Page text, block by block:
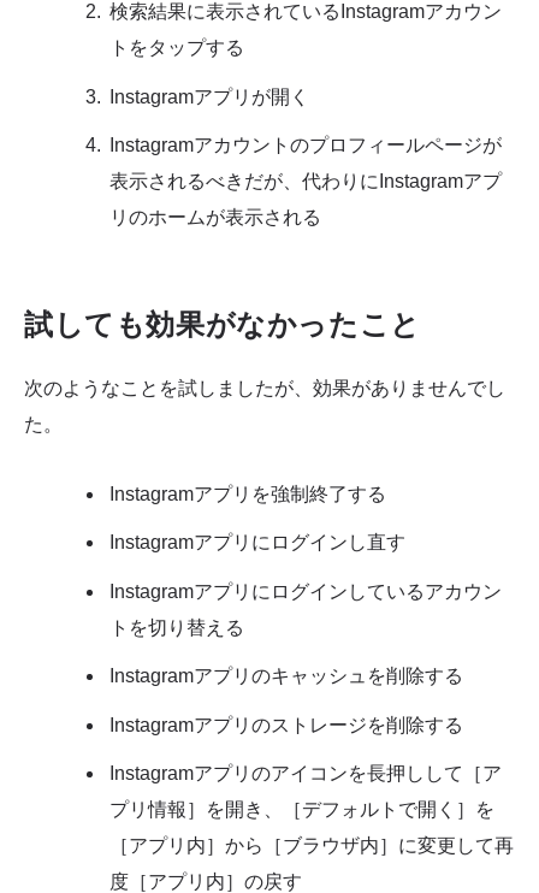
検索結果に表示されているInstagramアカウン
トをタップする
Instagramアプリが開く
Instagramアカウントのプロフィールページが
表示されるべきだが、代わりにInstagramアプ
リのホームが表示される
試しても効果がなかったこと
次のようなことを試しましたが、効果がありませんでし
た。
Instagramアプリを強制終了する
Instagramアプリにログインし直す
Instagramアプリにログインしているアカウン
トを切り替える
Instagramアプリのキャッシュを削除する
Instagramアプリのストレージを削除する
Instagramアプリのアイコンを長押しして［ア
プリ情報］を開き、［デフォルトで開く］を
［アプリ内］から［ブラウザ内］に変更して再
度［アプリ内］の戻す